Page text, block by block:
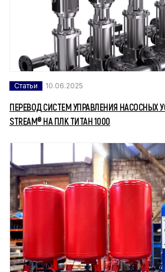
Статьи 10.06.2025
ПЕРЕВОД СИСТЕМ УПРАВЛЕНИЯ НАСОСНЫХ
STREAM® НА ПЛК ТИТАН 1000